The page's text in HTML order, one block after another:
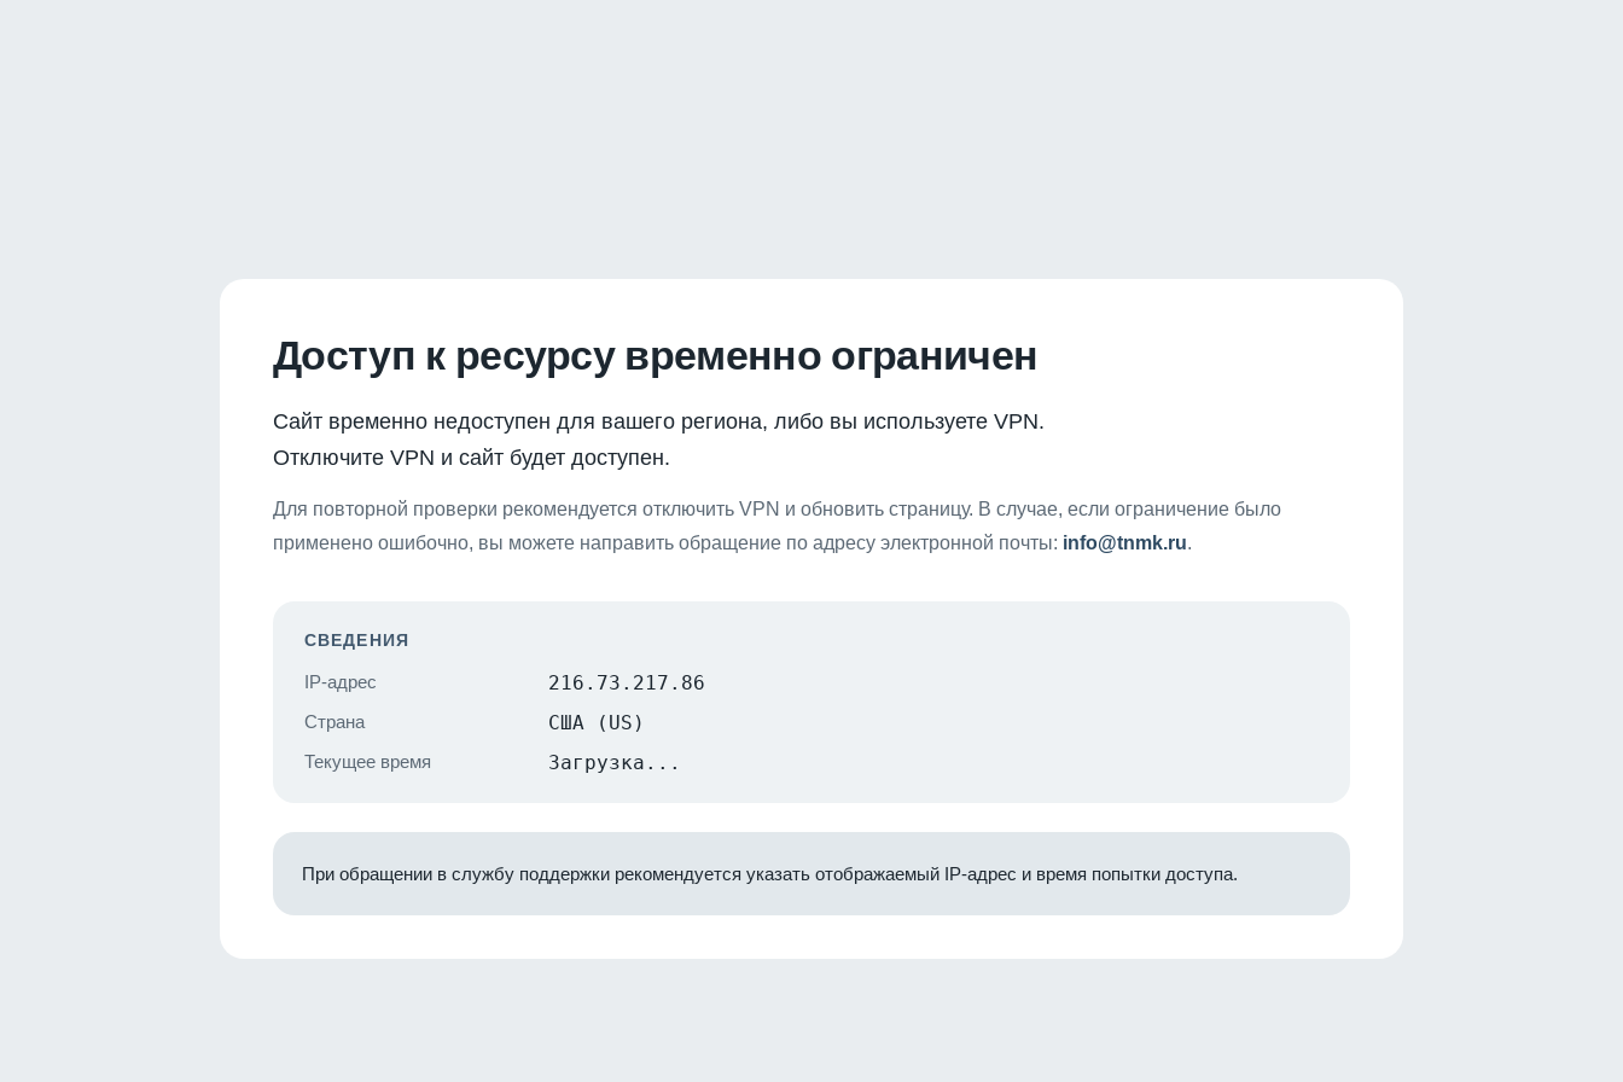
Доступ к ресурсу временно ограничен
Сайт временно недоступен для вашего региона, либо вы используете VPN.
Отключите VPN и сайт будет доступен.
Для повторной проверки рекомендуется отключить VPN и обновить страницу. В случае, если ограничение было
применено ошибочно, вы можете направить обращение по адресу электронной почты: info@tnmk.ru.
СВЕДЕНИЯ
IP-адрес 216.73.217.86
Страна США (US)
Текущее время Загрузка...
При обращении в службу поддержки рекомендуется указать отображаемый IP-адрес и время попытки доступа.